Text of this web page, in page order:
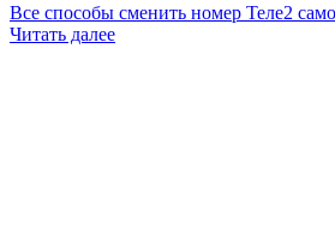
Все способы сменить номер Теле2
Читать далее